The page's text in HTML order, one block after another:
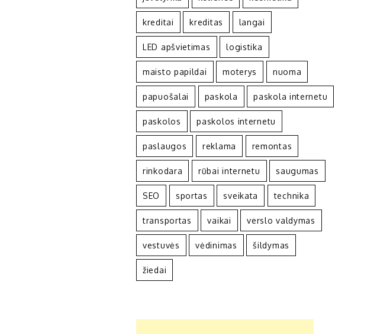
kreditai kreditas langai
LED apšvietimas logistika
maisto papildai moterys nuoma
papuošalai paskola paskola internetu
paskolos paskolos internetu
paslaugos reklama remontas
rinkodara rūbai internetu saugumas
SEO sportas sveikata technika
transportas vaikai verslo valdymas
vestuvės vėdinimas šildymas
žiedai